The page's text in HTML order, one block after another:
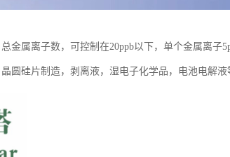
金属离子数，可控制在20ppb以下，单个金属离子
圆硅片制造，剥离液，湿电子化学品，电池电解液